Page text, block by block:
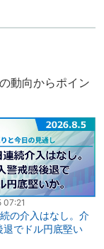
動向からポイン
の介入はなし。介
退でドル円底堅い